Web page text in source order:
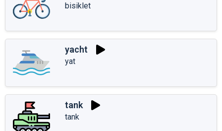
bisiklet
yacht
yat
tank
tank